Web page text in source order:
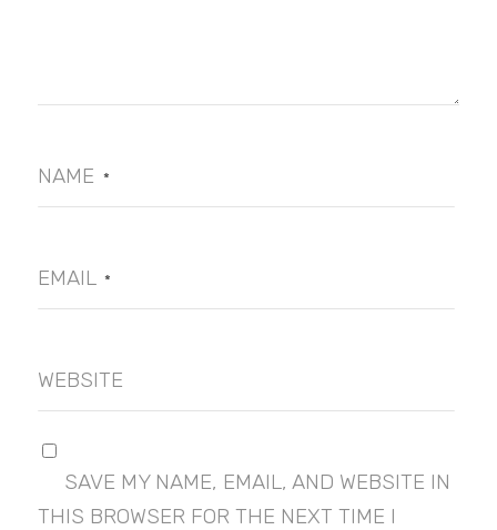
NAME *
EMAIL *
WEBSITE
SAVE MY NAME, EMAIL, AND WEBSITE IN
THIS BROWSER FOR THE NEXT TIME I